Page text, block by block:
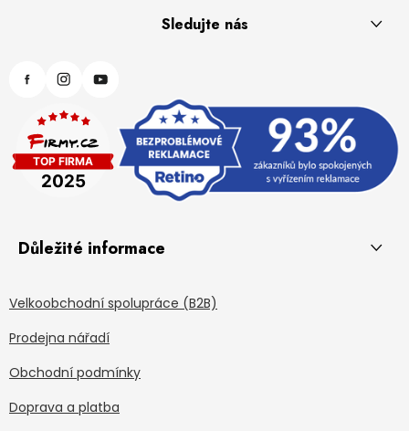
Sledujte nás
Důležité informace
Velkoobchodní spolupráce (B2B)
Prodejna nářadí
Obchodní podmínky
Doprava a platba